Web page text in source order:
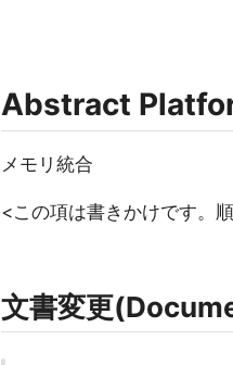
Abstract
メモリ統合
<この項は書きかけです。
文書変更